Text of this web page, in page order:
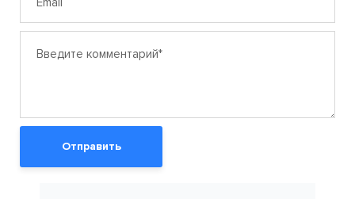
Отправить